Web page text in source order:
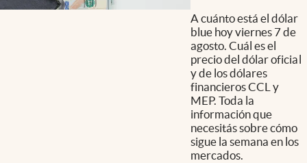
A cuánto está el dólar
blue hoy viernes 7 de
agosto. Cuál es el
precio del dólar oficial
y de los dólares
financieros CCL y
MEP. Toda la
información que
necesitás sobre cómo
sigue la semana en los
mercados.